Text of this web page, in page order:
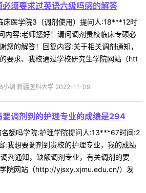
须要求过英语六级吗感的解答
床医学院3（调剂使用）提问人:18***12时
容:老师您好！请问调剂贵校临床专硕必
您的解答！回复内容:关于相关调剂通知，
要求、我校通过学校研究生学院网站（htt
小编 新疆医科大学 2022-11-09
调剂到的护理专业的成绩是294
额吗学院:护理学院提问人:13***67时间:2
我想要调剂到贵校的护理专业，我的成绩
剂通知，缺额调剂专业，有关调剂的要
院网站（http://yjsxy.xjmu.edu.cn/）发